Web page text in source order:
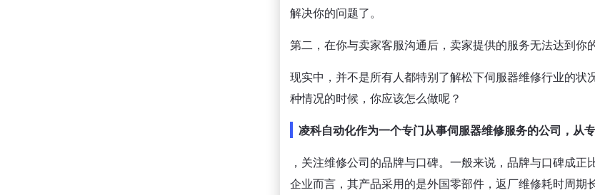
解决你的问题了。
第二，在你与卖家客服沟通后，卖家提供的服务无法达到你
现实中，并不是所有人都特别了解松下伺服器维修行业的
种情况的时候，你应该怎么做呢？
凌科自动化作为一个专门从事伺服器维修服务的公司，从
，关注维修公司的品牌与口碑。一般来说，品牌与口碑成
企业而言，其产品采用的是外国零部件，返厂维修耗时周